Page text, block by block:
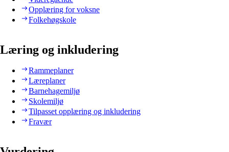
Opplæring for voksne
Folkehøgskole
Læring og inkludering
Rammeplaner
Læreplaner
Barnehagemiljø
Skolemiljø
Tilpasset opplæring og inkludering
Fravær